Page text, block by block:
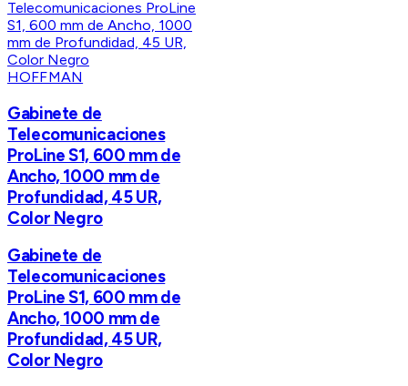
HOFFMAN
Gabinete de
Telecomunicaciones
ProLine S1, 600 mm de
Ancho, 1000 mm de
Profundidad, 45 UR,
Color Negro
Gabinete de
Telecomunicaciones
ProLine S1, 600 mm de
Ancho, 1000 mm de
Profundidad, 45 UR,
Color Negro